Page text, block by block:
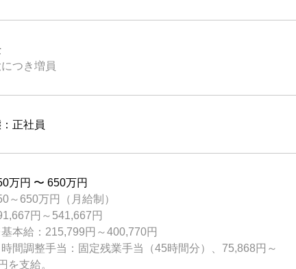
つき増員
正社員
万円 〜 650万円
～650万円（月給制）
円～541,667円
：215,799円～400,770円
手当：固定残業手当（45時間分）、75,868円～
を支給。